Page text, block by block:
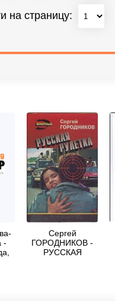
на страницу:
-
Сергей
ГОРОДНИКОВ -
РУССКАЯ